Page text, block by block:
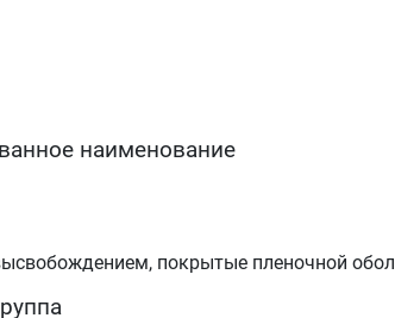
наименование
покрытые пленочной